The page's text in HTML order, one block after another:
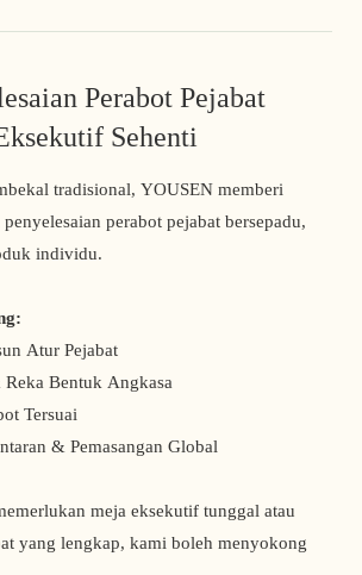
Perabot Pejabat
Sehenti
tradisional, YOUSEN memberi
perabot pejabat bersepadu,
individu.
Atur Pejabat
Bentuk Angkasa
Tersuai
& Pemasangan Global
meja eksekutif tunggal atau
yang lengkap, kami boleh menyokong